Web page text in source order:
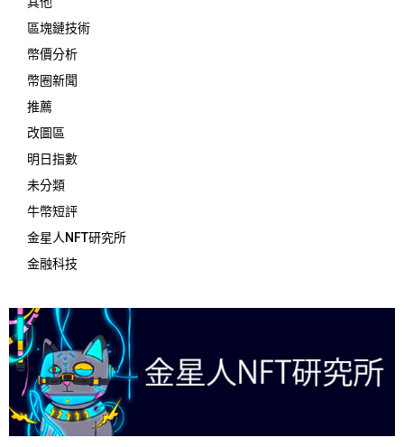
區塊鏈技術
幣價分析
幣圈新聞
推薦
改圖區
明日指數
未分類
牛幣短評
金星人NFT研究所
金融科技